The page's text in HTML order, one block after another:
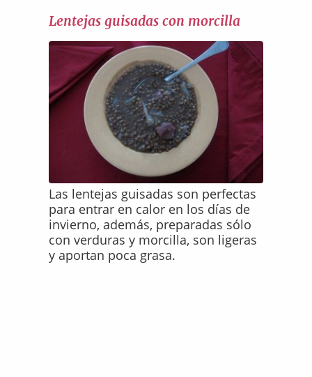
Lentejas guisadas con morcilla
Las lentejas guisadas son perfectas
para entrar en calor en los días de
invierno, además, preparadas sólo
con verduras y morcilla, son ligeras
y aportan poca grasa.